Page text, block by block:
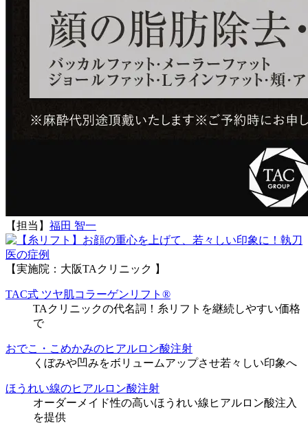
【担当】 福田 智一
執刀
医の症例
【実施院：大阪TAクリニック 】
TAC式 ツヤ肌コラーゲンリフト®
TAクリニックの代名詞！糸リフトを継続しやすい価格
で
おでこ・こめかみのヒアルロン酸注射
くぼみや凹みをボリュームアップさせ若々しい印象へ
ほうれい線のヒアルロン酸注射
オーダーメイド性の高いほうれい線ヒアルロン酸注入
を提供